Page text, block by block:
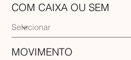
COM CAIXA OU SEM
MOVIMENTO